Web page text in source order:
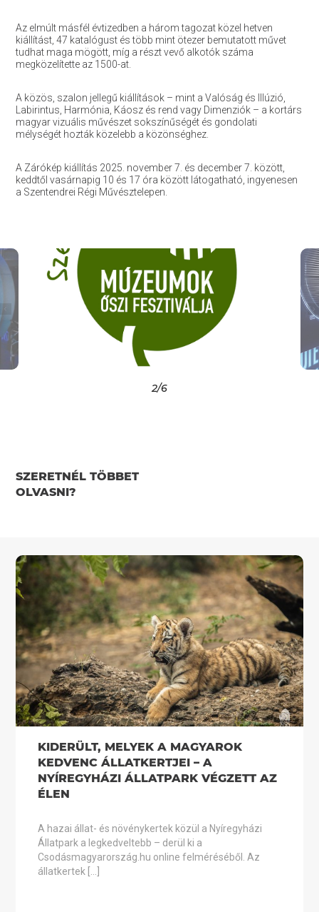
Az elmúlt másfél évtizedben a három tagozat közel hetven
kiállítást, 47 katalógust és több mint ötezer bemutatott művet
tudhat maga mögött, míg a részt vevő alkotók száma
megközelítette az 1500-at.
A közös, szalon jellegű kiállítások – mint a Valóság és Illúzió,
Labirintus, Harmónia, Káosz és rend vagy Dimenziók – a kortárs
magyar vizuális művészet sokszínűségét és gondolati
mélységét hozták közelebb a közönséghez.
A Zárókép kiállítás 2025. november 7. és december 7. között,
keddtől vasárnapig 10 és 17 óra között látogatható, ingyenesen
a Szentendrei Régi Művésztelepen.
2/6
SZERETNÉL TÖBBET
OLVASNI?
KIDERÜLT, MELYEK A MAGYAROK
KEDVENC ÁLLATKERTJEI – A
NYÍREGYHÁZI ÁLLATPARK VÉGZETT AZ
ÉLEN
A hazai állat- és növénykertek közül a Nyíregyházi
Állatpark a legkedveltebb – derül ki a
Csodásmagyarország.hu online felméréséből. Az
állatkertek […]